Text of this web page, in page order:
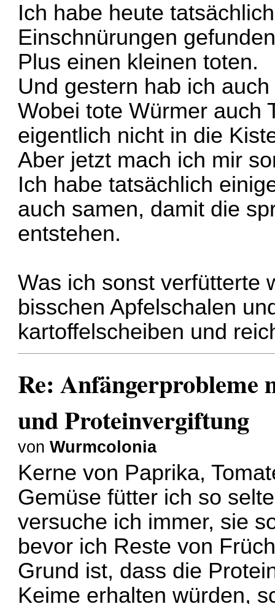
Ich habe heute
Einschnürungen
Plus einen kleinen toten.
Und gestern hab ich
Wobei tote Würmer auch
eigentlich nicht in die
Aber jetzt mach ich mir
Ich habe tatsächlich
auch samen, damit die
entstehen.
Was ich sonst verfütterte
bisschen Apfelschalen
kartoffelscheiben und
Re: Anfängerprobleme
und Proteinvergiftung
vonWurmcolonia
Kerne von Paprika,
Gemüse fütter ich so
versuche ich immer, sie
bevor ich Reste von
Grund ist, dass die
Keime erhalten würden,